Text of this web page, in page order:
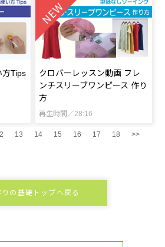
方Tips
クロバーレッスン動画 フレ
ンチスリーブワンピース 作り
方
再生時間／28:16
13 14 15 16 17 18 >>
りの基礎トップへ戻る